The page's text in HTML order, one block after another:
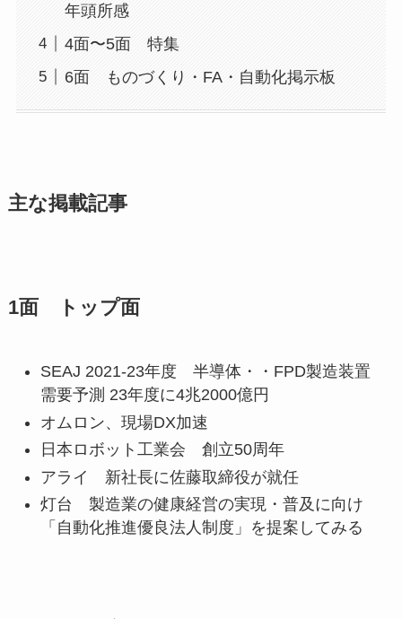
年頭所感
4面〜5面 特集
6面 ものづくり・FA・自動化掲示板
主な掲載記事
1面 トップ面
SEAJ 2021-23年度 半導体・・FPD製造装置
需要予測 23年度に4兆2000億円
オムロン、現場DX加速
日本ロボット工業会 創立50周年
アライ 新社長に佐藤取締役が就任
灯台 製造業の健康経営の実現・普及に向け
「自動化推進優良法人制度」を提案してみる